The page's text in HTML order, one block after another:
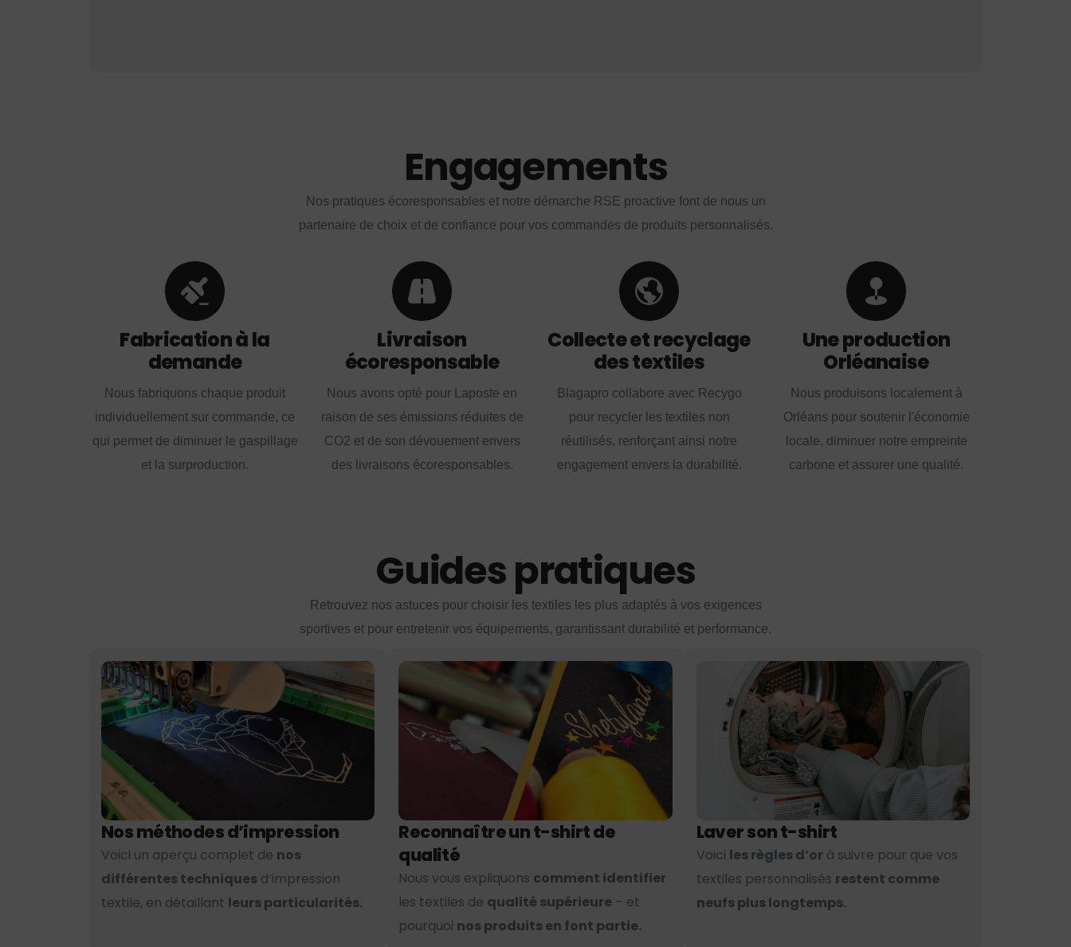
Engagements
Nos pratiques écoresponsables et notre démarche RSE proactive font de nous un
partenaire de choix et de confiance pour vos commandes de produits personnalisés.
Fabrication à la
demande
Nous fabriquons chaque produit
individuellement sur commande, ce
qui permet de diminuer le gaspillage
et la surproduction.
Livraison
écoresponsable
Nous avons opté pour Laposte en
raison de ses émissions réduites de
CO2 et de son dévouement envers
des livraisons écoresponsables.
Collecte et recyclage
des textiles
Blagapro collabore avec Recygo
pour recycler les textiles non
réutilisés, renforçant ainsi notre
engagement envers la durabilité.
Une production
Orléanaise
Nous produisons localement à
Orléans pour soutenir l'économie
locale, diminuer notre empreinte
carbone et assurer une qualité.
Guides pratiques
Retrouvez nos astuces pour choisir les textiles les plus adaptés à vos exigences
sportives et pour entretenir vos équipements, garantissant durabilité et performance.
Nos méthodes d’impression
Voici un aperçu complet de nos
différentes techniques d’impression
textile, en détaillant leurs particularités.
Reconnaître un t-shirt de
qualité
Nous vous expliquons comment identifier
les textiles de qualité supérieure – et
pourquoi nos produits en font partie.
Laver son t-shirt
Voici les règles d’or à suivre pour que vos
textiles personnalisés restent comme
neufs plus longtemps.